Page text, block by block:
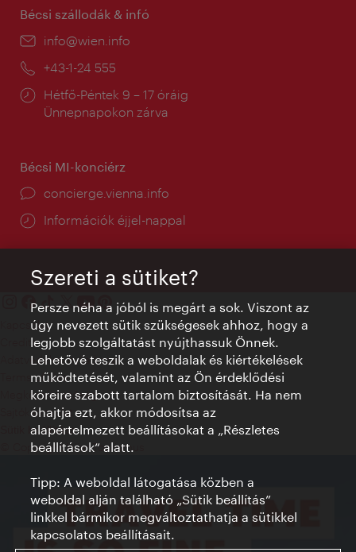
Bécsi szállodák & infó
E-
info@wien.info
Telefon:
+43-1-24 555
Nyitva
tartás:
Hétfő-Péntek 9 – 17 óráig
Ünnepnapokon zárva
Bécsi MI-konciérz
concierge.vienna.info
Információk éjjel-nappal
Kapcsolat
Credits
Adatvédelmi nyilatkozat
Terms of Use
Megközelíthetőség
Sajtókapcsolat
Sütik beállítása
© Copyright WienTourismus
Szereti a sütiket?
Persze néha a jóból is megárt a sok. Viszont az
úgy nevezett sütik szükségesek ahhoz, hogy a
legjobb szolgáltatást nyújthassuk Önnek.
Lehetővé teszik a weboldalak és kiértékelések
működtetését, valamint az Ön érdeklődési
köreire szabott tartalom biztosítását. Ha nem
óhajtja ezt, akkor módosítsa az
alapértelmezett beállításokat a „Részletes
beállítások“ alatt.
Tipp: A weboldal látogatása közben a
weboldal alján található „Sütik beállítás”
linkkel bármikor megváltoztathatja a sütikkel
kapcsolatos beállításait.